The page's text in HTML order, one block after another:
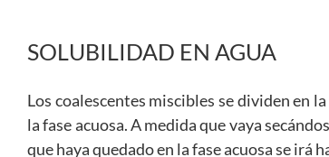
SOLUBILIDAD EN AGUA
Los coalescentes miscibles se dividen en
la fase acuosa. A medida que vaya
que haya quedado en la fase acuosa se irá